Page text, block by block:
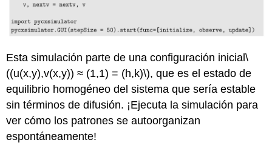
Esta simulación parte de una configuración inicial\
((u(x,y),v(x,y)) ≈ (1,1) = (h,k)\), que es el estado de
equilibrio homogéneo del sistema que sería estable
sin términos de difusión. ¡Ejecuta la simulación para
ver cómo los patrones se autoorganizan
espontáneamente!